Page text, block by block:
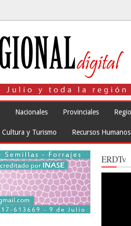
Nacionales Provinciales
Cultura y Turismo Recursos Humanos
ERDTv